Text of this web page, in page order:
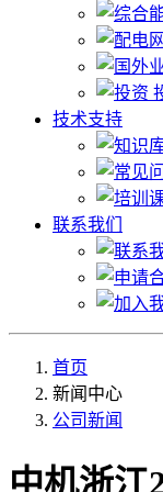
技术支持
联系我们
首页
新闻中心
公司新闻
中机浙江